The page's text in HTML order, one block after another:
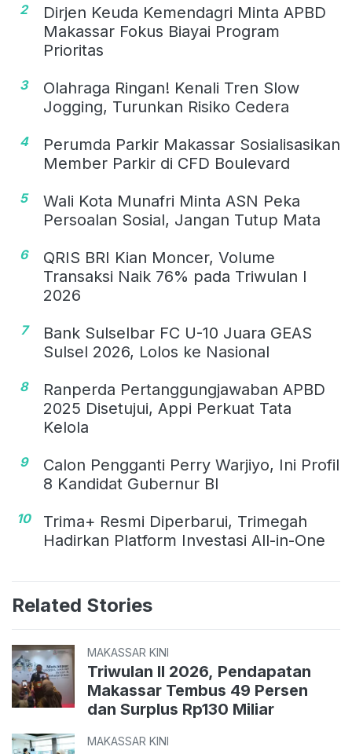
2
Dirjen Keuda Kemendagri Minta APBD
Makassar Fokus Biayai Program
Prioritas
3
Olahraga Ringan! Kenali Tren Slow
Jogging, Turunkan Risiko Cedera
4
Perumda Parkir Makassar Sosialisasikan
Member Parkir di CFD Boulevard
5
Wali Kota Munafri Minta ASN Peka
Persoalan Sosial, Jangan Tutup Mata
6
QRIS BRI Kian Moncer, Volume
Transaksi Naik 76% pada Triwulan I
2026
7
Bank Sulselbar FC U-10 Juara GEAS
Sulsel 2026, Lolos ke Nasional
8
Ranperda Pertanggungjawaban APBD
2025 Disetujui, Appi Perkuat Tata
Kelola
9
Calon Pengganti Perry Warjiyo, Ini Profil
8 Kandidat Gubernur BI
10
Trima+ Resmi Diperbarui, Trimegah
Hadirkan Platform Investasi All-in-One
Related Stories
MAKASSAR KINI
Triwulan II 2026, Pendapatan
Makassar Tembus 49 Persen
dan Surplus Rp130 Miliar
MAKASSAR KINI